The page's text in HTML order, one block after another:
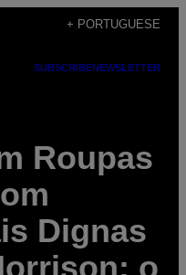
+ PORTUGUESE
SUBSCRIBENEWSLETTER
Roupas
Dignas
o